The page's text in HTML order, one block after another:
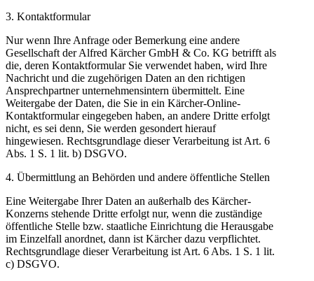
3. Kontaktformular
Nur wenn Ihre Anfrage oder Bemerkung eine andere
Gesellschaft der Alfred Kärcher GmbH & Co. KG betrifft als
die, deren Kontaktformular Sie verwendet haben, wird Ihre
Nachricht und die zugehörigen Daten an den richtigen
Ansprechpartner unternehmensintern übermittelt. Eine
Weitergabe der Daten, die Sie in ein Kärcher-Online-
Kontaktformular eingegeben haben, an andere Dritte erfolgt
nicht, es sei denn, Sie werden gesondert hierauf
hingewiesen. Rechtsgrundlage dieser Verarbeitung ist Art. 6
Abs. 1 S. 1 lit. b) DSGVO.
4. Übermittlung an Behörden und andere öffentliche Stellen
Eine Weitergabe Ihrer Daten an außerhalb des Kärcher-
Konzerns stehende Dritte erfolgt nur, wenn die zuständige
öffentliche Stelle bzw. staatliche Einrichtung die Herausgabe
im Einzelfall anordnet, dann ist Kärcher dazu verpflichtet.
Rechtsgrundlage dieser Verarbeitung ist Art. 6 Abs. 1 S. 1 lit.
c) DSGVO.